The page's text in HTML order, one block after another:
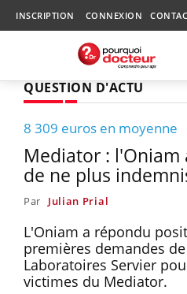
INSCRIPTION CONNEXION
QUESTION D'ACTU
8 309 euros en moyenne
Mediator : l'Oniam
de ne plus
Par Julian Prial
L'Oniam a répondu
premières demandes
Laboratoires Servier
victimes du Mediator.